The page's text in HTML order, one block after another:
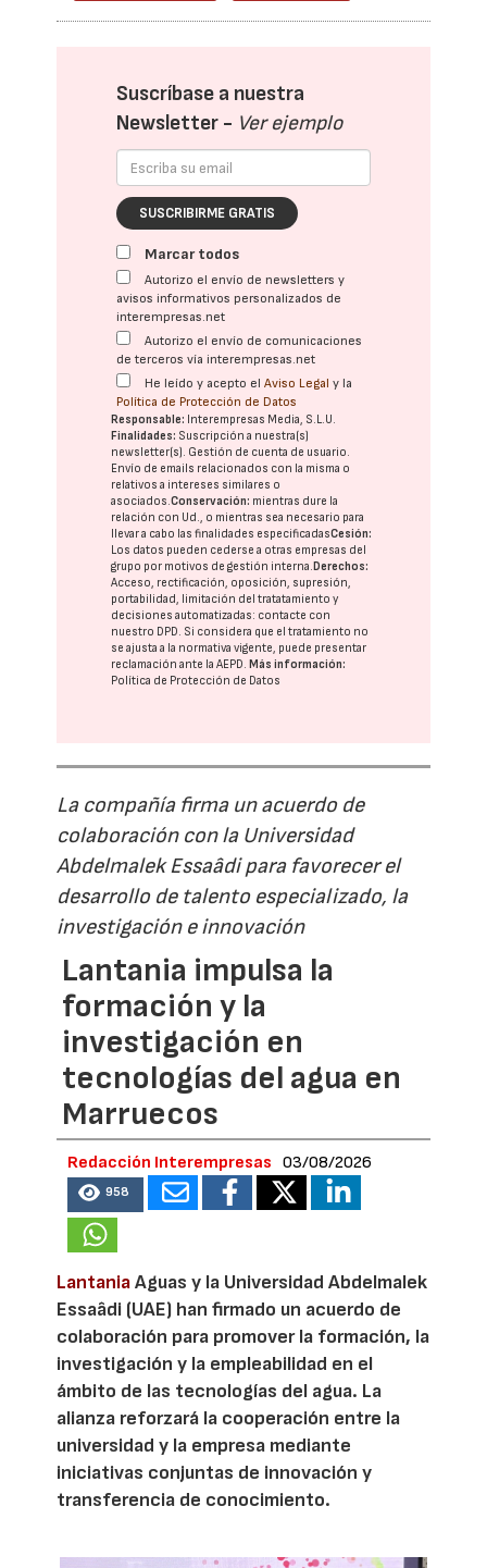
Suscríbase a nuestra
Newsletter - Ver ejemplo
SUSCRIBIRME GRATIS
Marcar todos
Autorizo el envío de newsletters y
avisos informativos personalizados de
interempresas.net
Autorizo el envío de comunicaciones
de terceros vía interempresas.net
He leído y acepto elAviso Legal y la
Política de Protección de Datos
Responsable: Interempresas Media, S.L.U.
Finalidades: Suscripción a nuestra(s)
newsletter(s). Gestión de cuenta de usuario.
Envío de emails relacionados con la misma o
relativos a intereses similares o
asociados.Conservación: mientras dure la
relación con Ud., o mientras sea necesario para
llevar a cabo las finalidades especificadasCesión:
Los datos pueden cederse a otras empresas del
grupo por motivos de gestión interna. Derechos:
Acceso, rectificación, oposición, supresión,
portabilidad, limitación del tratatamiento y
decisiones automatizadas: contacte con
nuestro DPD. Si considera que el tratamiento no
se ajusta a la normativa vigente, puede presentar
reclamación ante laAEPD. Más información:
Política de Protección de Datos
La compañía firma un acuerdo de
colaboración con la Universidad
Abdelmalek Essaâdi para favorecer el
desarrollo de talento especializado, la
investigación e innovación
Lantania impulsa la
formación y la
investigación en
tecnologías del agua en
Marruecos
Redacción Interempresas 03/08/2026
958
LantaniaAguas y la Universidad Abdelmalek
Essaâdi (UAE) han firmado un acuerdo de
colaboración para promover la formación, la
investigación y la empleabilidad en el
ámbito de las tecnologías del agua. La
alianza reforzará la cooperación entre la
universidad y la empresa mediante
iniciativas conjuntas de innovación y
transferencia de conocimiento.